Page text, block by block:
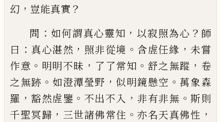
幻 ， 豈能真實 ？
問 ： 如何謂真心靈知 ， 以寂照為心 ？ 師
曰 ： 真心湛然 ， 照非從境 。 含虗任緣 ， 未嘗
作意 。 明明不昧 ， 了了常知 。 舒之無蹤 ， 卷
之無跡 。 如澄潭瑩野 ，似明鏡懸空 。 萬象森
羅 ，豁然虗鑒 。 不出不入 ， 非有非無 。斯則
千聖冥歸 ， 三世諸佛常住 。亦名天真佛性 ，